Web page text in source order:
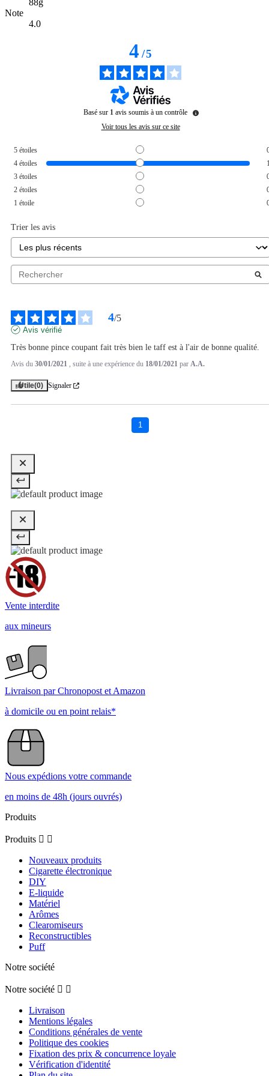
88g
Note
4.0
4/5
Basé sur 1 avis soumis à un contrôle
Voir tous les avis sur ce site
5 étoiles
4 étoiles
3 étoiles
2 étoiles
1 étoile
Trier les avis
4/5
Avis vérifié
Très bonne pince coupant fait très bien le taff est à l'air de bonne qualité.
Avis du 30/01/2021 , suite à une expérience du 18/01/2021 par A.A.
Utile(0) Signaler
1
Vente interdite
aux mineurs
Livraison par Chronopost et Amazon
à domicile ou en point relais*
Nous expédions votre commande
en moins de 48h (jours ouvrés)
Produits
Produits  
Nouveaux produits
Cigarette électronique
DIY
E-liquide
Matériel
Arômes
Clearomiseurs
Reconstructibles
Puff
Notre société
Notre société  
Livraison
Mentions légales
Conditions générales de vente
Politique des cookies
Fixation des prix & concurrence loyale
Vérification d'identité